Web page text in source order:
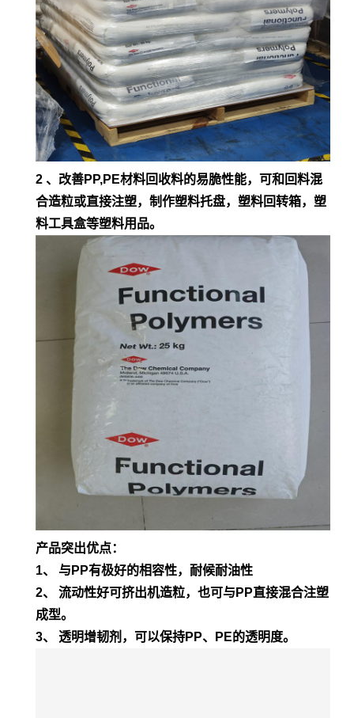
2 、改善PP,PE材料回收料的易脆性能，可和回料混
合造粒或直接注塑，制作塑料托盘，塑料回转箱，塑
料工具盒等塑料用品。
产品突出优点：
1、 与PP有极好的相容性，耐候耐油性
2、 流动性好可挤出机造粒，也可与PP直接混合注塑
成型。
3、 透明增韧剂，可以保持PP、PE的透明度。